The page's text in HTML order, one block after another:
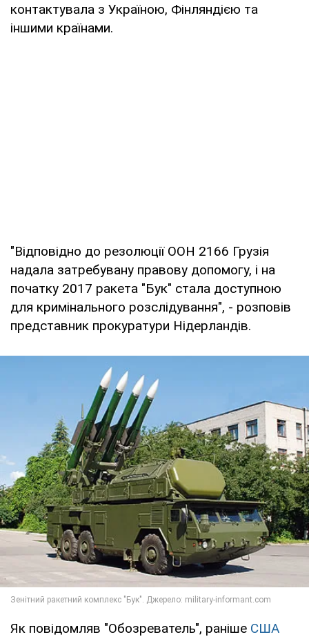
контактувала з Україною, Фінляндією та
іншими країнами.
"Відповідно до резолюції ООН 2166 Грузія
надала затребувану правову допомогу, і на
початку 2017 ракета "Бук" стала доступною
для кримінального розслідування", - розповів
представник прокуратури Нідерландів.
Як повідомляв "Обозреватель", раніше США